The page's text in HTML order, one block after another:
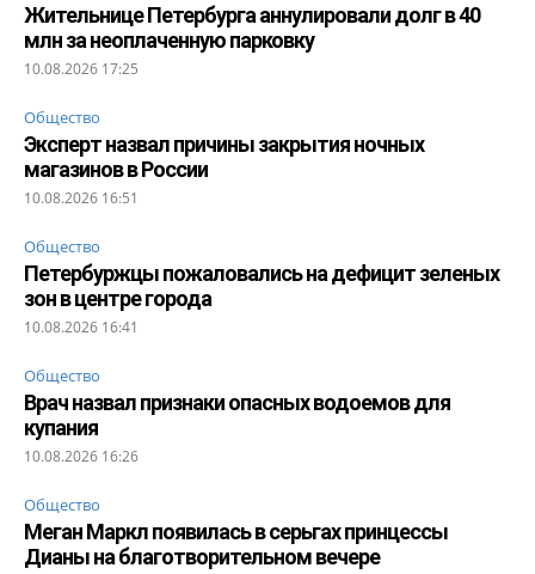
Жительнице Петербурга аннулировали долг в 40
млн за неоплаченную парковку
10.08.2026 17:25
Общество
Эксперт назвал причины закрытия ночных
магазинов в России
10.08.2026 16:51
Общество
Петербуржцы пожаловались на дефицит зеленых
зон в центре города
10.08.2026 16:41
Общество
Врач назвал признаки опасных водоемов для
купания
10.08.2026 16:26
Общество
Меган Маркл появилась в серьгах принцессы
Дианы на благотворительном вечере